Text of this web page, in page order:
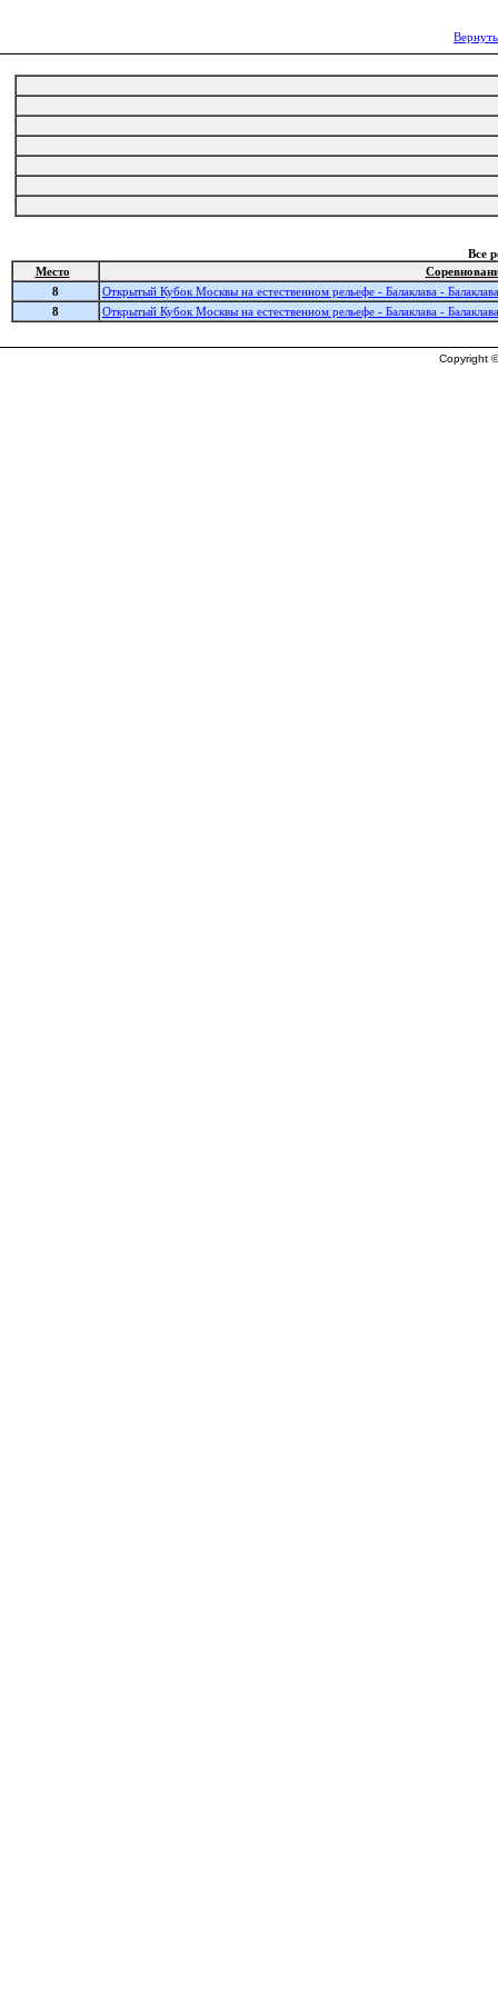
Все
Место
8
Открытый Кубок Москвы на естественном рельефе - Балаклава - Балаклава
8
Открытый Кубок Москвы на естественном рельефе - Балаклава - Балаклава
Copyright